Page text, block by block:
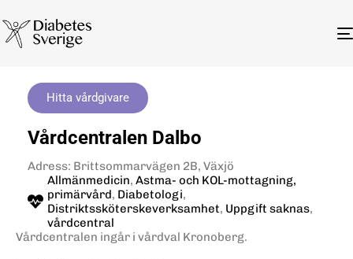
Hitta vårdgivare
Vårdcentralen Dalbo
Adress: Brittsommarvägen 2B, Växjö
Allmänmedicin, Astma- och KOL-mottagning,
primärvård, Diabetologi,
Distriktssköterskeverksamhet, Uppgift saknas,
vårdcentral
Vårdcentralen ingår i vårdval Kronoberg.